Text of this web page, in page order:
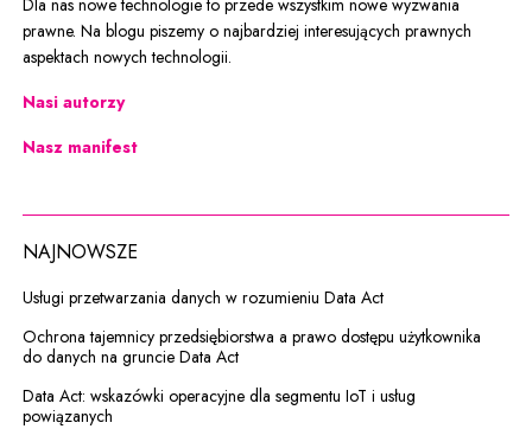
prawne. Na blogu piszemy o najbardziej interesujących prawnych
aspektach nowych technologii.
Nasi autorzy
Nasz manifest
NAJNOWSZE
Usługi przetwarzania danych w rozumieniu Data Act
Ochrona tajemnicy przedsiębiorstwa a prawo dostępu użytkownika
do danych na gruncie Data Act
Data Act: wskazówki operacyjne dla segmentu IoT i usług
powiązanych